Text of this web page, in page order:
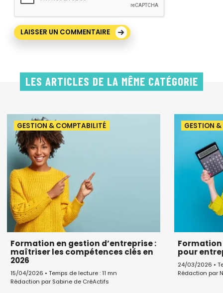
LES ARTICLES DE LA MÊME CATÉGORIE
GESTION & COMPTABILITÉ
Formation en gestion d’entreprise :
maîtriser les compétences clés en
2026
15/04/2026 • Temps de lecture : 11 mn
Rédaction par Sabine de CréActifs
GESTION
pour
24/03/2026 •
Rédaction par